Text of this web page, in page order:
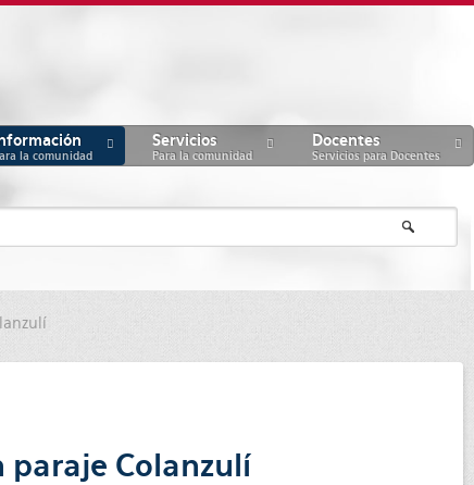
la comunidad
Servicios
Para la comunidad
Docentes
Servicios para Docentes
paraje Colanzulí